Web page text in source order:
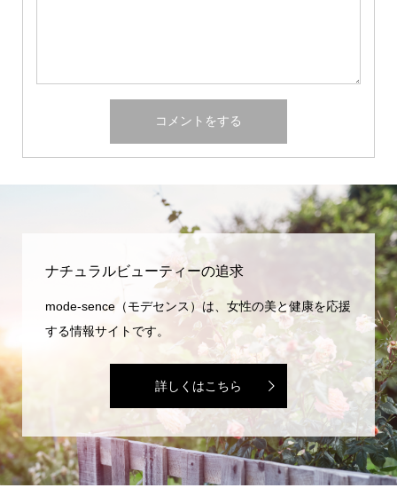
ナチュラルビューティーの追求
mode-sence（モデセンス）は、女性の美と健康を応援
する情報サイトです。
詳しくはこちら